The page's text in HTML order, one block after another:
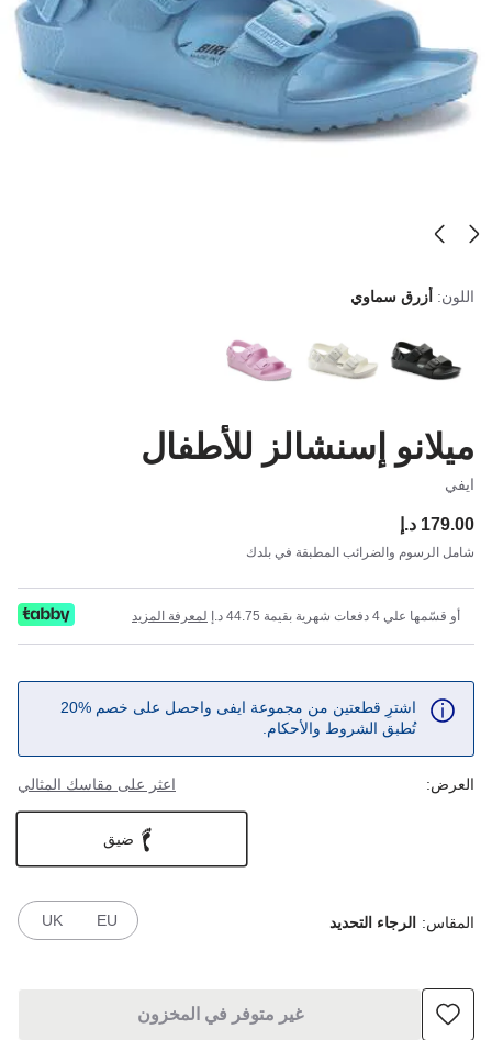
اللون: أزرق سماوي
ميلانو إسنشالز للأطفال
ايفي
179.00 د.إ
شامل الرسوم والضرائب المطبقة في بلدك
أو قسّمها علي 4 دفعات شهرية بقيمة 44.75 د.إ لمعرفة المزيد
اشترِ قطعتين من مجموعة ايفى واحصل على خصم %20
تُطبق الشروط والأحكام.
العرض: اعثر على مقاسك المثالي
ضيق
المقاس: الرجاء التحديد EU
UK
غير متوفر في المخزون